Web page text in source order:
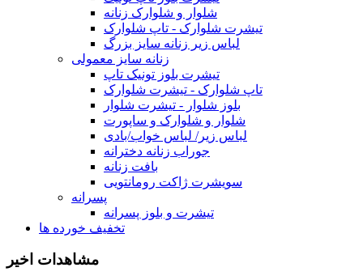
شلوار و شلوارک زنانه
تیشرت شلوارک - تاپ شلوارک
لباس زیر زنانه سایز بزرگ
زنانه سایز معمولی
تیشرت بلوز تونیک تاپ
تاپ شلوارک - تیشرت شلوارک
بلوز شلوار - تیشرت شلوار
شلوار و شلوارک و ساپورت
لباس زیر/ لباس خواب/بادی
جوراب زنانه دخترانه
بافت زنانه
سویشرت ژاکت رومانتویی
پسرانه
تیشرت و بلوز پسرانه
تخفیف خورده ها
مشاهدات اخیر